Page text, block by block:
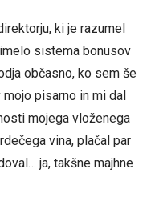
ki je razumel
sistema bonusov
občasno, ko sem še
pisarno in mi dal
mojega vloženega
vina, plačal par
ja, takšne majhne